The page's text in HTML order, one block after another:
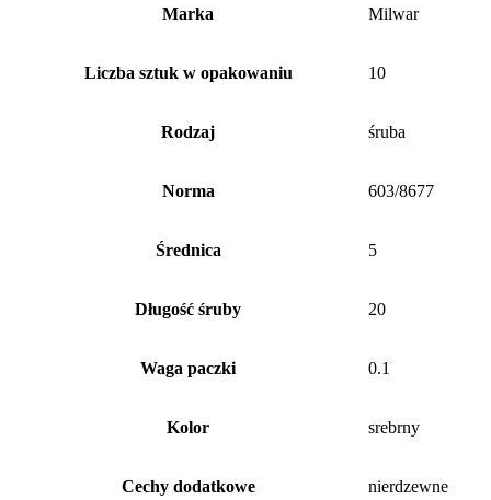
Marka Milwar
Liczba sztuk w opakowaniu 10
Rodzaj śruba
Norma 603/8677
Średnica 5
Długość śruby 20
Waga paczki 0.1
Kolor srebrny
Cechy dodatkowe nierdzewne